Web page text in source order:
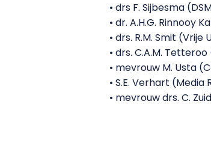
• drs F. Sijbesma
• dr. A.H.G. Rinnooy
• drs. R.M. Smit
• drs. C.A.M.
• mevrouw M. Usta
• S.E. Verhart (Media
• mevrouw drs. C.